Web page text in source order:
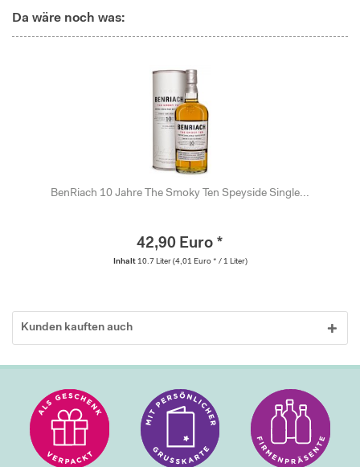
Da wäre noch was:
BenRiach 10 Jahre The Smoky Ten Speyside Single...
42,90 Euro *
Inhalt 10.7 Liter (4,01 Euro * / 1 Liter)
Kunden kauften auch